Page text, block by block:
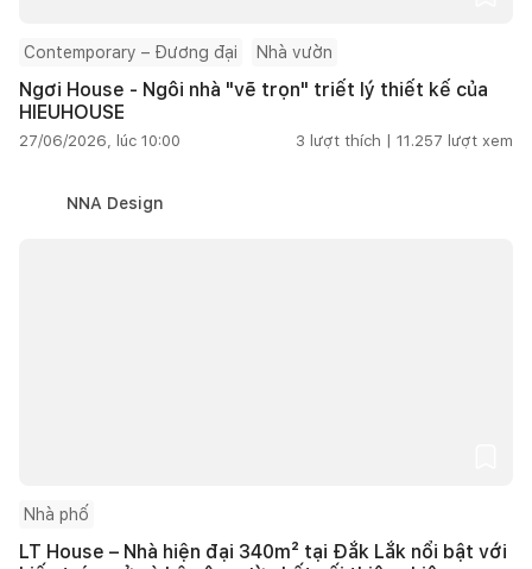
Contemporary – Đương đại Nhà vườn
Ngơi House - Ngôi nhà "vẽ trọn" triết lý thiết kế của
HIEUHOUSE
27/06/2026, lúc 10:00 3 lượt thích | 11.257 lượt xem
NNA Design
Nhà phố
LT House – Nhà hiện đại 340m² tại Đắk Lắk nổi bật với